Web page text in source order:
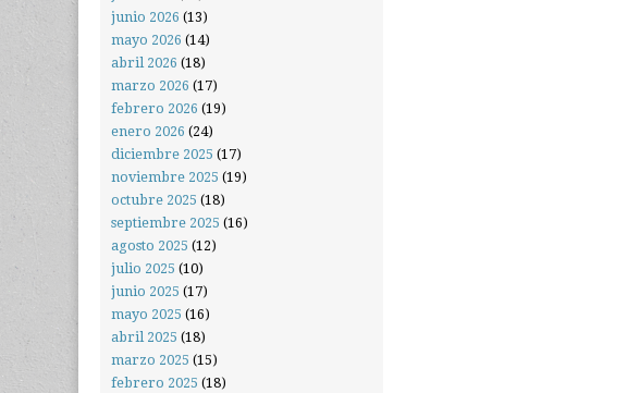
junio 2026 (13)
mayo 2026 (14)
abril 2026 (18)
marzo 2026 (17)
febrero 2026 (19)
enero 2026 (24)
diciembre 2025 (17)
noviembre 2025 (19)
octubre 2025 (18)
septiembre 2025 (16)
agosto 2025 (12)
julio 2025 (10)
junio 2025 (17)
mayo 2025 (16)
abril 2025 (18)
marzo 2025 (15)
febrero 2025 (18)